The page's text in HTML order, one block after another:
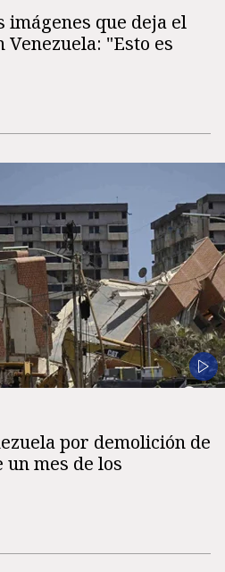
imágenes que deja el
"Esto es
por demolición de
mes de los